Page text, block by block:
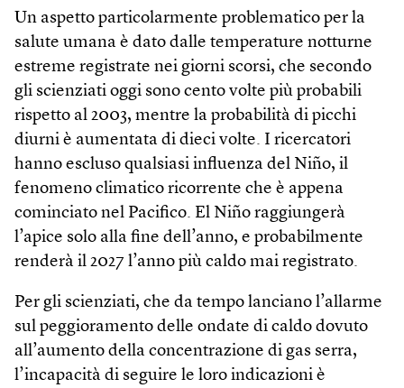
Un aspetto particolarmente problematico per la
salute umana è dato dalle temperature notturne
estreme registrate nei giorni scorsi, che secondo
gli scienziati oggi sono cento volte più probabili
rispetto al 2003, mentre la probabilità di picchi
diurni è aumentata di dieci volte. I ricercatori
hanno escluso qualsiasi influenza del Niño, il
fenomeno climatico ricorrente che è appena
cominciato nel Pacifico. El Niño raggiungerà
l’apice solo alla fine dell’anno, e probabilmente
renderà il 2027 l’anno più caldo mai registrato.
Per gli scienziati, che da tempo lanciano l’allarme
sul peggioramento delle ondate di caldo dovuto
all’aumento della concentrazione di gas serra,
l’incapacità di seguire le loro indicazioni è